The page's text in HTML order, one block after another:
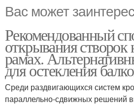
Вас может
Рекомендованный
открывания
рамах.
для остекления
Среди раздвигающихся систем
параллельно-сдвижных решений